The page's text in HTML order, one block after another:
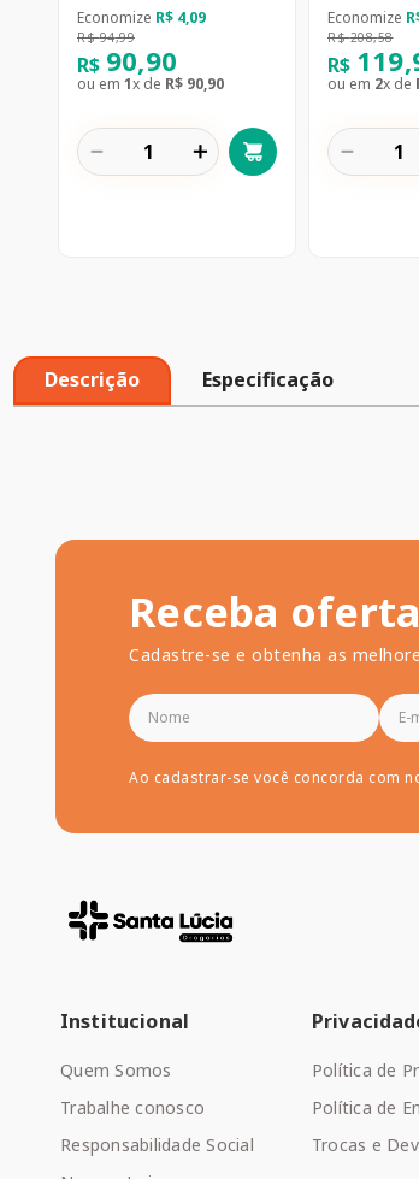
Economize R$ 4,09
R$ 94,99
R$ 90,90
ou em 1x de R$ 90,90
＋
－
Economize
R$ 208,58
R$ 119,
ou em 2x de
－
Descrição Especificação
Receba
Cadastre-se e obtenha as
Ao cadastrar-se você concorda com
Institucional
Quem Somos
Trabalhe conosco
Responsabilidade Social
Política de
Política de
Trocas e